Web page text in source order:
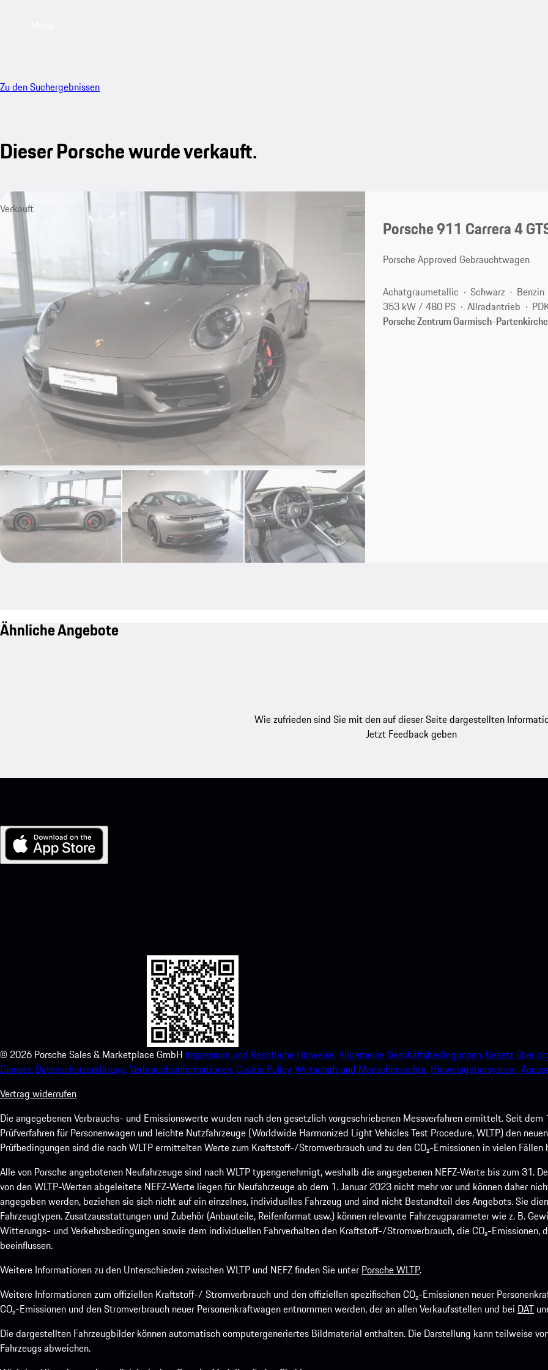
Zu den Suchergebnissen
Dieser Porsche wurde verkauft.
Verkauft
Porsche 911 Carrera 4
Porsche Approved Gebrauchtwagen
Achatgraumetallic Schwarz Benzin
353 kW / 480 PS
Allradantrieb
Porsche Zentrum Garmisch-
Ähnliche Angebote
Wie zufrieden sind Sie mit den auf dieser Seite dargestellten
Jetzt Feedback geben
© 2026 Porsche Sales & Marketplace GmbH Impressum und Rechtliche Hinweise.Allgemeine Geschäftsbedingungen.Gesetz über
Dienste. Datenschutzerklärung.Verbrauchsinformationen.Cookie Policy.Wirtschaft und Menschenrechte. Hinweisgebersystem.
Vertrag widerrufen
Die angegebenen Verbrauchs- und Emissionswerte wurden nach den gesetzlich vorgeschriebenen Messverfahren ermittelt. Seit
Prüfverfahren für Personenwagen und leichte Nutzfahrzeuge (Worldwide Harmonized Light Vehicles Test Procedure, WLTP) den
Prüfbedingungen sind die nach WLTP ermittelten Werte zum Kraftstoff-/Stromverbrauch und zu den CO₂-Emissionen in vielen
Alle von Porsche angebotenen Neufahrzeuge sind nach WLTP typengenehmigt, weshalb die angegebenen NEFZ-Werte bis zum 31.
von den WLTP-Werten abgeleitete NEFZ-Werte liegen für Neufahrzeuge ab dem 1. Januar 2023 nicht mehr vor und können daher
angegeben werden, beziehen sie sich nicht auf ein einzelnes, individuelles Fahrzeug und sind nicht Bestandteil des Angebots. Sie
Fahrzeugtypen. Zusatzausstattungen und Zubehör (Anbauteile, Reifenformat usw.) können relevante Fahrzeugparameter wie z. B.
Witterungs- und Verkehrsbedingungen sowie dem individuellen Fahrverhalten den Kraftstoff-/Stromverbrauch, die CO₂-Emissionen,
beeinflussen.
Weitere Informationen zu den Unterschieden zwischen WLTP und NEFZ finden Sie unter Porsche WLTP.
Weitere Informationen zum offiziellen Kraftstoff-/ Stromverbrauch und den offiziellen spezifischen CO₂-Emissionen neuer
CO₂-Emissionen und den Stromverbrauch neuer Personenkraftwagen entnommen werden, der an allen Verkaufsstellen und bei DAT
Die dargestellten Fahrzeugbilder können automatisch computergeneriertes Bildmaterial enthalten. Die Darstellung kann teilweise
Fahrzeugs abweichen.